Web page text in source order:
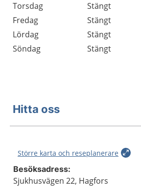
Torsdag
Stängt
Fredag
Stängt
Lördag
Stängt
Söndag
Stängt
Hitta oss
Större karta och reseplanerare
Besöksadress:
Sjukhusvägen 22, Hagfors